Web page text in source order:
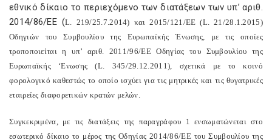
εθνικό δίκαιο το περιεχόμενο των διατάξεων των υπ’ αριθ.
2014/86/ΕΕ (L. 219/25.7.2014) και 2015/121/ΕΕ (L. 21/28.1.2015)
Οδηγιών του Συμβουλίου της Ευρωπαϊκής Ένωσης, με τις οποίες
τροποποιείται η υπ’ αριθ. 2011/96/ΕΕ Οδηγίας του Συμβουλίου της
Ευρωπαϊκής ‘Ενωσης (L. 345/29.12.2011), σχετικά με το κοινό
φορολογικό καθεστώς το οποίο ισχύει για τις μητρικές και τις θυγατρικές
εταιρείες διαφορετικών κρατών μελών.
Συγκεκριμένα, με τις διατάξεις της παραγράφου 1 ενσωματώνεται στο
εσωτερικό δίκαιο το μέρος της Οδηγίας 2014/86/ΕΕ του Συμβουλίου της